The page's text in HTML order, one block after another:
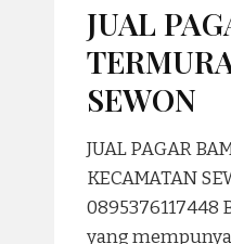
JUAL
SEWON
JUAL PAGAR
KECAMATAN
yang